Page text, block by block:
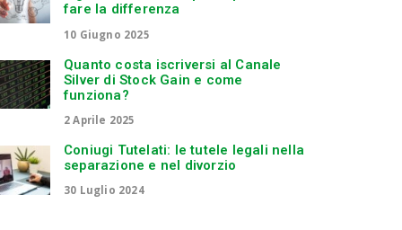
fare la differenza
10 Giugno 2025
Quanto costa iscriversi al Canale
Silver di Stock Gain e come
funziona?
2 Aprile 2025
Coniugi Tutelati: le tutele legali nella
separazione e nel divorzio
30 Luglio 2024